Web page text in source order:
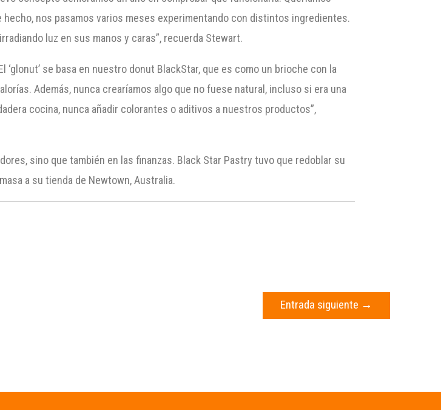
nos pasamos varios meses experimentando con distintos ingredientes.
luz en sus manos y caras”, recuerda Stewart.
se basa en nuestro donut BlackStar, que es como un brioche con la
Además, nunca crearíamos algo que no fuese natural, incluso si era una
cocina, nunca añadir colorantes o aditivos a nuestros productos”,
sino que también en las finanzas. Black Star Pastry tuvo que redoblar su
a su tienda de Newtown, Australia.
Entrada siguiente →